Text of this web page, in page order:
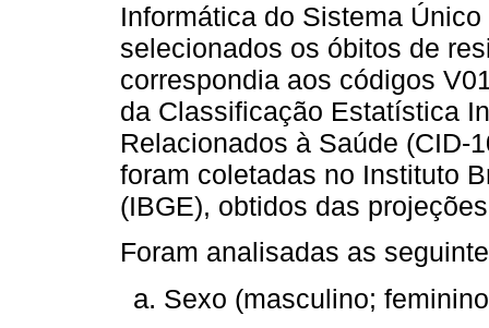
Informática do Sistema
selecionados os óbitos de
correspondia aos códigos
da Classificação Estatística
Relacionados à Saúde (CID-
foram coletadas no Instituto
(IBGE), obtidos das
Foram analisadas as
Sexo (masculino;